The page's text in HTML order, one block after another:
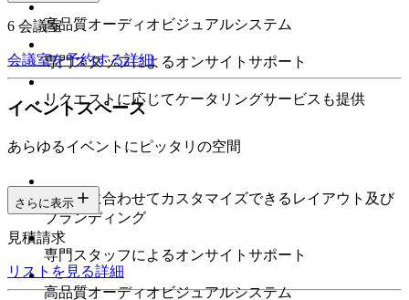
高品質オーディオビジュアルシステム
専門スタッフによるオンサイトサポート
リクエストに応じてケータリングサービスも提供
6 会議室
会議室を予約する詳細
イベントスペース
あらゆるイベントにピッタリの空間
ニーズに合わせてカスタマイズできるレイアウト及び
ブランディング
専門スタッフによるオンサイトサポート
高品質オーディオビジュアルシステム
さらに表示
見積請求
リストを見る詳細